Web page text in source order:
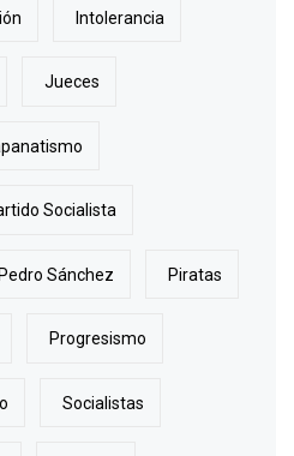
Intolerancia
Jueces
Socialista
Pedro Sánchez Piratas
Progresismo
Socialistas